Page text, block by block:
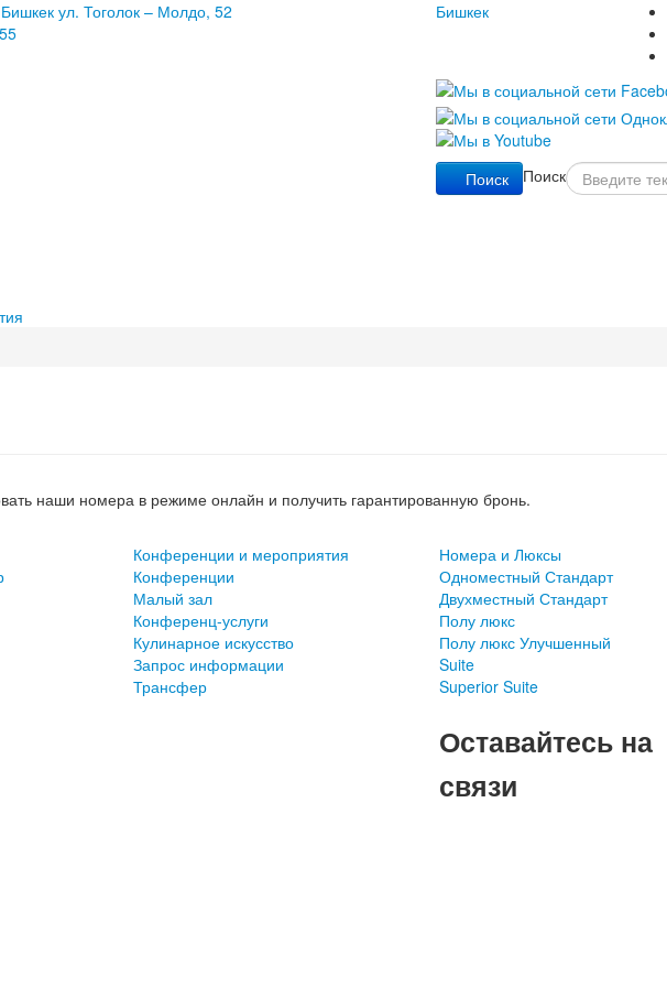
ул. Тоголок – Молдо, 52
Бишкек
Поиск Поиск
наши номера в режиме онлайн и получить гарантированную бронь.
Конференции и мероприятия
Конференции
Малый зал
Конференц-услуги
Кулинарное искусство
Запрос информации
Трансфер
Номера и Люксы
Одноместный Стандарт
Двухместный Стандарт
Полу люкс
Полу люкс Улучшенный
Suite
Superior Suite
Оставайтесь на
связи